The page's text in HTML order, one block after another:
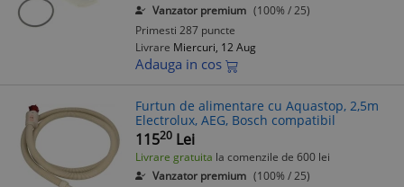
Vanzator premium (100% / 25)
Primesti 287 puncte
Livrare Miercuri, 12 Aug
Adauga in cos
Furtun de alimentare cu Aquastop, 2,5m
Electrolux, AEG, Bosch compatibil
11520 Lei
Livrare gratuita la comenzile de 600 lei
Vanzator premium (100% / 25)